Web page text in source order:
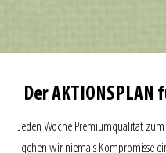
Der AKTIONSPLAN